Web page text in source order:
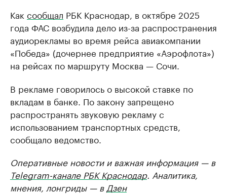
Как сообщал РБК Краснодар, в октябре 2025
года ФАС возбудила дело из-за распространения
аудиорекламы во время рейса авиакомпании
«Победа» (дочернее предприятие «Аэрофлота»)
на рейсах по маршруту Москва — Сочи.
В рекламе говорилось о высокой ставке по
вкладам в банке. По закону запрещено
распространять звуковую рекламу с
использованием транспортных средств,
сообщало ведомство.
Оперативные новости и важная информация — в
Telegram-канале РБК Краснодар. Аналитика,
мнения, лонгриды — в Дзен